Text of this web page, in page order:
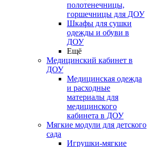
полотенечницы,
горшечницы для ДОУ
Шкафы для сушки
одежды и обуви в
ДОУ
Ещё
Медицинский кабинет в
ДОУ
Медицинская одежда
и расходные
материалы для
медицинского
кабинета в ДОУ
Мягкие модули для детского
сада
Игрушки-мягкие